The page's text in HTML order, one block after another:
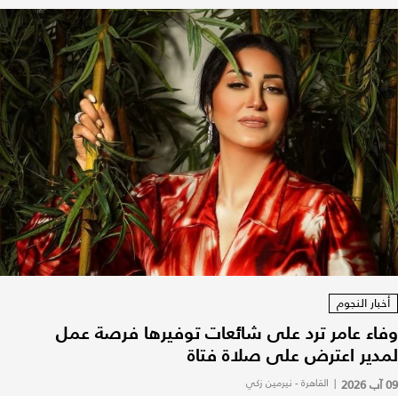
أخبار النجوم
وفاء عامر ترد على شائعات توفيرها فرصة عمل
لمدير اعترض على صلاة فتاة
09 آب 2026 | القاهرة - نيرمين زكي